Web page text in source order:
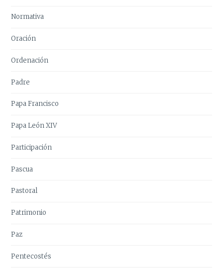
Normativa
Oración
Ordenación
Padre
Papa Francisco
Papa León XIV
Participación
Pascua
Pastoral
Patrimonio
Paz
Pentecostés